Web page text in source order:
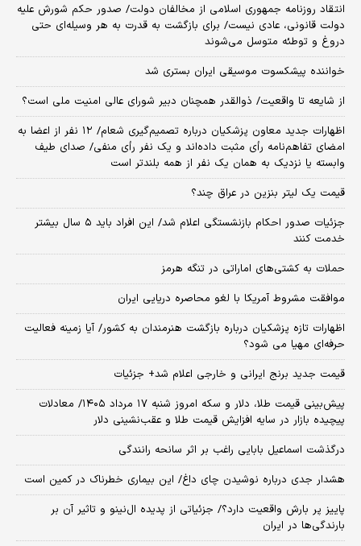
انتقاد روزنامه جمهوری اسلامی از مخالفان دولت/ صدور حکم شورش علیه
دولت قانونی، عادی نیست/ برای بازگشت به قدرت به هر وسیله‌ای حتی
دروغ و توطئه متوسل می‌شوند
خواننده پیشکسوت موسیقی ایران بستری شد
از شایعه تا واقعیت/ ذوالقدر همچنان دبیر شورای ‌عالی امنیت ملی است؟
اظهارات جدید معاون پزشکیان درباره تصمیم‌گیری شعام/ ۱۲ نفر از اعضا به
امضای تفاهم‌نامه رأی مثبت داده‌اند و یک نفر رأی منفی/ صدای طیف
وابسته یا نزدیک به همان یک نفر از همه بلندتر است
قیمت یک لیتر بنزین در عراق چند؟
جزئیات صدور احکام بازنشستگی اعلام شد/ این افراد باید ۵ سال بیشتر
خدمت کنند
حملات به کشتی‌های اماراتی در تنگه هرمز
موافقت مشروط آمریکا با لغو محاصره دریایی ایران
اظهارات تازه پزشکیان درباره بازگشت هنرمندان به کشور/ آیا زمینه فعالیت
حرفه‌ای مهیا می شود؟
قیمت جدید برنج ایرانی و خارجی اعلام شد+ جزئیات
پیش‌بینی قیمت طلا، دلار و سکه امروز شنبه ۱۷ مرداد ۱۴۰۵/ معادلات
پیچیده بازار در سایه افزایش قیمت طلا و عقب‌نشینی دلار
درگذشت اسماعیل بابایی راغب بر اثر سانحه رانندگی
هشدار جدی درباره نوشیدن چای داغ/ این بیماری خطرناک در کمین است
پاییز پر بارش واقعیت دارد؟/ جزئیاتی از پدیده ال‌نینو و تاثیر آن بر
بارندگی‌ها در ایران